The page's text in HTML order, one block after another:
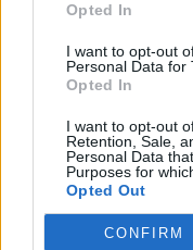
Opted In
I want to opt-out
Personal Data for
Opted In
I want to opt-out
Retention, Sale,
Personal Data
Purposes for
Opted Out
CONFIRM
gol di Vlahovic,
dei quattro di Di
Fra il 40 e il 50%
della Serie A. Il
gol di Leao, gli
due di Origi e la
ha il 46,4% con